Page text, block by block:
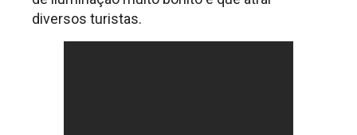
diversos turistas.